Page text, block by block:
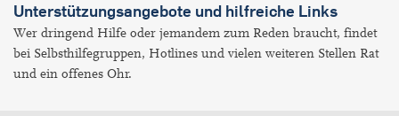
Unterstützungsangebote und hilfreiche Links
Wer dringend Hilfe oder jemandem zum Reden braucht, findet
bei Selbsthilfegruppen, Hotlines und vielen weiteren Stellen Rat
und ein offenes Ohr.